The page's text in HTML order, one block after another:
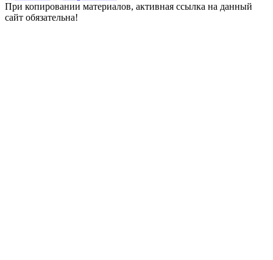
При копировании материалов, активная ссылка на данный
сайт обязательна!